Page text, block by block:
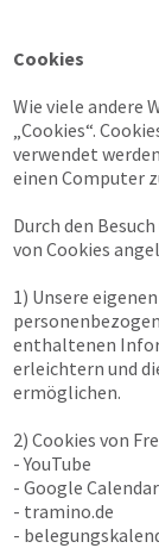
Cookies
Wie viele andere
„Cookies“.
verwendet
einen Computer
Durch den
von Cookies
1) Unsere
enthaltenen
erleichtern und
ermöglichen.
2) Cookies von
- YouTube
- Google Calendar
- tramino.de
-